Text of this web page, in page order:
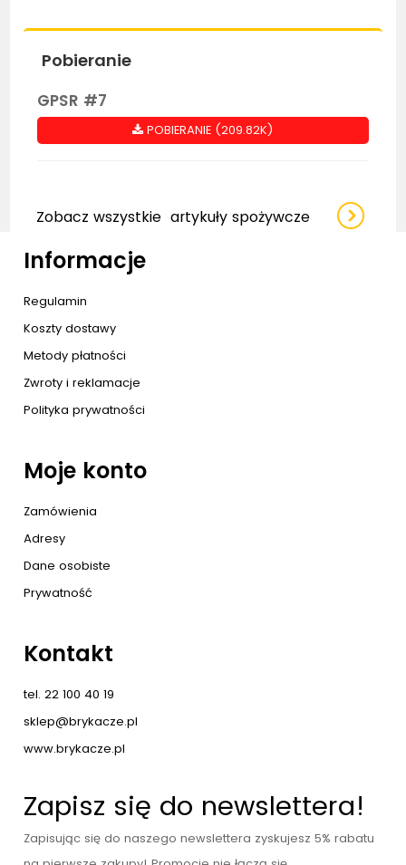
Pobieranie
GPSR #7
POBIERANIE (209.82K)
Zobacz wszystkie artykuły spożywcze
Informacje
Regulamin
Koszty dostawy
Metody płatności
Zwroty i reklamacje
Polityka prywatności
Moje konto
Zamówienia
Adresy
Dane osobiste
Prywatność
Kontakt
tel. 22 100 40 19
sklep@brykacze.pl
www.brykacze.pl
Zapisz się do newslettera!
Zapisując się do naszego newslettera zyskujesz 5% rabatu